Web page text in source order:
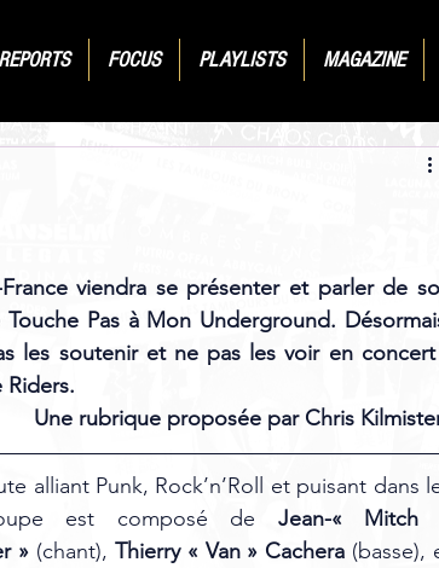
FOCUS PLAYLISTS MAGAZINE
viendra se présenter et parler de
Pas à Mon Underground.
les soutenir et ne pas les voir en
Riders.
Une rubrique proposée par Chris
alliant Punk, Rock’n’Roll et puisant dans
est composé de Jean-« Mitch
» (chant), Thierry « Van » Cachera (basse),